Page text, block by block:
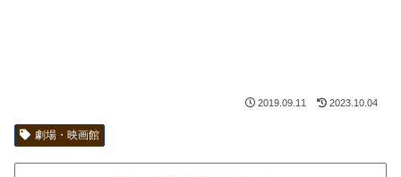
2019.09.11 2023.10.04
劇場・映画館